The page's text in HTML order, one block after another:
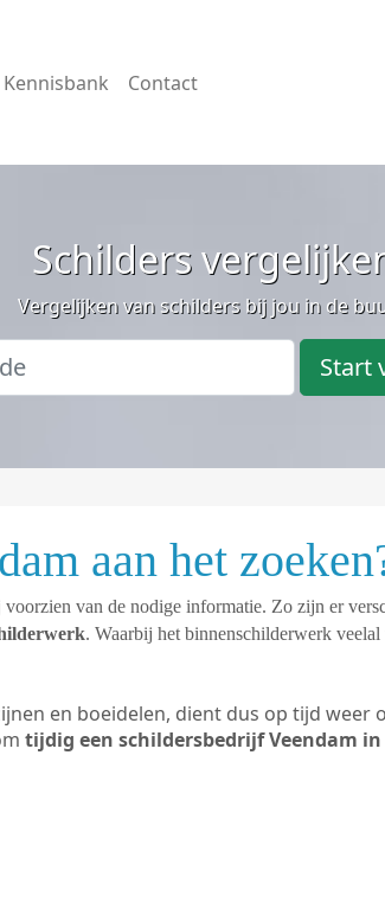
Kennisbank Contact
Schilders
Vergelijken van schilders bij jou in de
Start
aan het
van de nodige informatie. Zo zijn er
. Waarbij het binnenschilderwerk
en boeidelen, dient dus op tijd
tijdig een schildersbedrijf Veendam